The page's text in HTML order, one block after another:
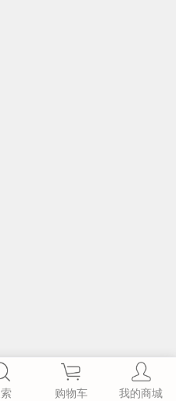
购物车 我的商城